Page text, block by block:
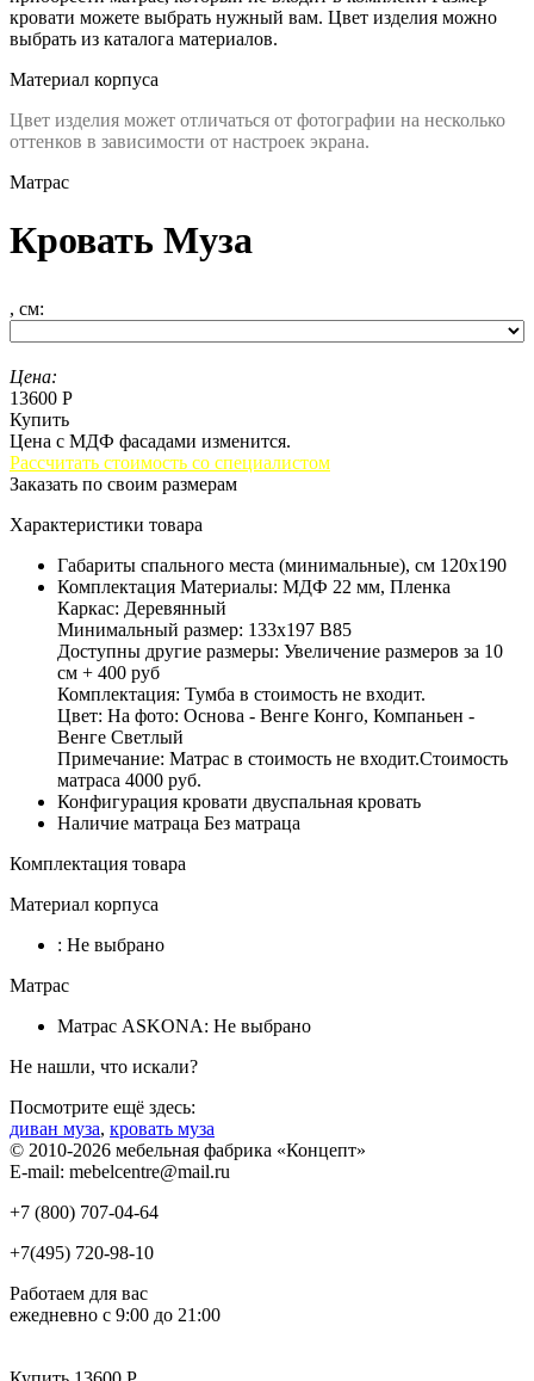
кровати можете выбрать нужный вам. Цвет изделия можно
выбрать из каталога материалов.
Материал корпуса
Цвет изделия может отличаться от фотографии на несколько
оттенков в зависимости от настроек экрана.
Матрас
Кровать Муза
, см:
Цена:
13600 Р
Купить
Цена с МДФ фасадами изменится.
Рассчитать стоимость со специалистом
Заказать по своим размерам
Характеристики товара
Габариты спального места (минимальные), см 120х190
Комплектация Материалы: МДФ 22 мм, Пленка
Каркас: Деревянный
Минимальный размер: 133х197 В85
Доступны другие размеры: Увеличение размеров за 10
см + 400 руб
Комплектация: Тумба в стоимость не входит.
Цвет: На фото: Основа - Венге Конго, Компаньен -
Венге Светлый
Примечание: Матрас в стоимость не входит.Стоимость
матраса 4000 руб.
Конфигурация кровати двуспальная кровать
Наличие матраца Без матраца
Комплектация товара
Материал корпуса
: Не выбрано
Матрас
Матрас ASKONA: Не выбрано
Не нашли, что искали?
Посмотрите ещё здесь:
диван муза, кровать муза
© 2010-2026 мебельная фабрика «Концепт»
E-mail: mebelcentre@mail.ru
+7 (800) 707-04-64
+7(495) 720-98-10
Работаем для вас
ежедневно с 9:00 до 21:00